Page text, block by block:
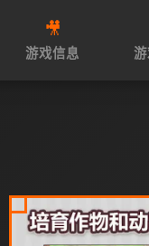
🎥
游戏信息